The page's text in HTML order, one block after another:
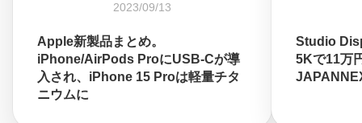
2023/09/13
Apple新製品まとめ。
iPhone/AirPods ProにUSB-Cが導
入され、iPhone 15 Proは軽量チタ
ニウムに
Studio
5Kで11万